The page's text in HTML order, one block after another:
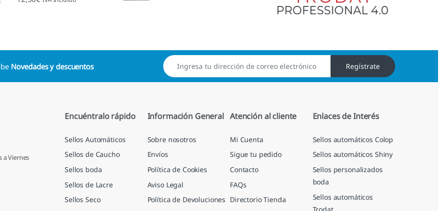
4.88de 5
Novedades y descuentos Regístrate
a Viernes
Encuéntralo rápido
Sellos Automáticos
Sellos de Caucho
Sellos boda
Sellos de Lacre
Sellos Seco
Información General
Sobre nosotros
Envíos
Política de Cookies
Aviso Legal
Política de Devoluciones
Atención al cliente
Mi Cuenta
Sigue tu pedido
Contacto
FAQs
Directorio Tienda
Enlaces de Interés
Sellos automáticos Colop
Sellos automáticos Shiny
Sellos personalizados
boda
Sellos automáticos
Trodat